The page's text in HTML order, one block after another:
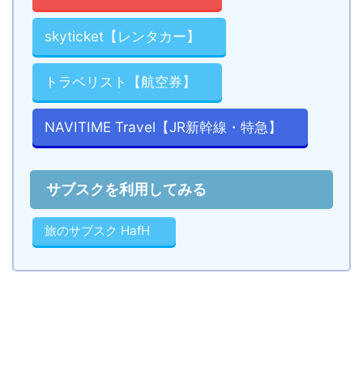
skyticket【レンタカー】
トラベリスト【航空券】
NAVITIME Travel【JR新幹線・特急】
サブスクを利用してみる
旅のサブスク HafH